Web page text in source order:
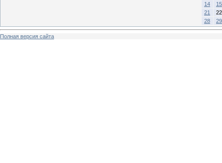
14
15
21
22
28
29
Полная версия сайта